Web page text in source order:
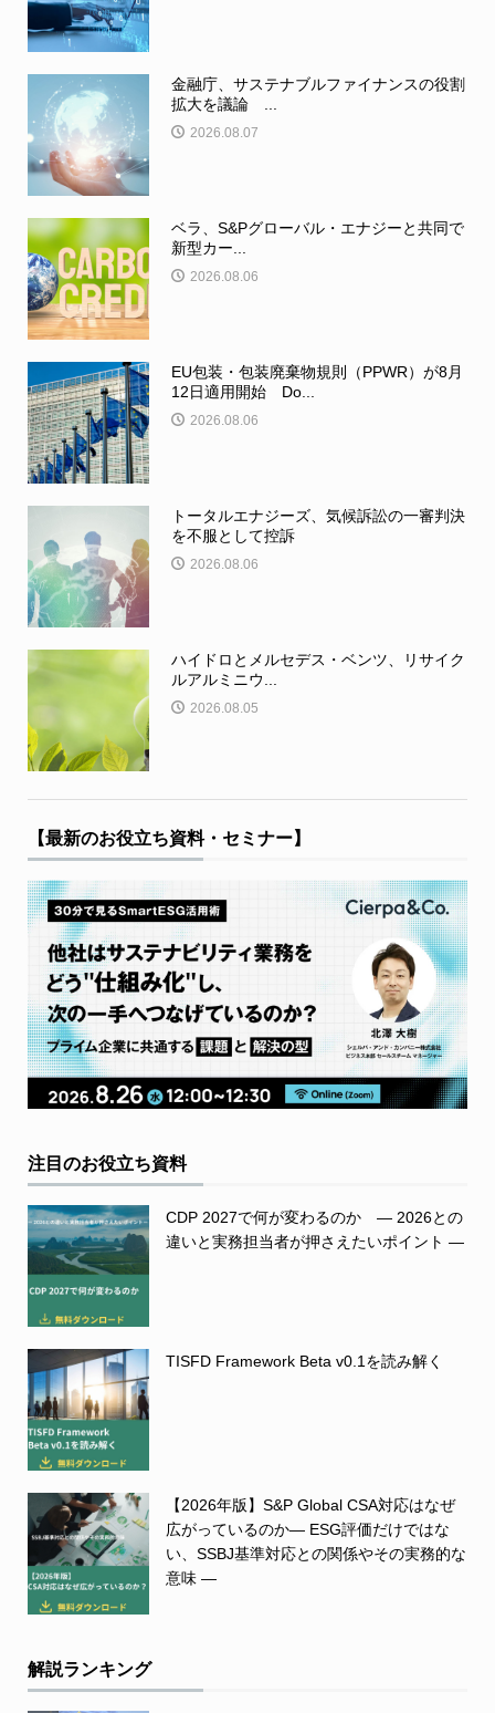
金融庁、サステナブルファイナンスの役割
拡大を議論 ...
2026.08.07
ベラ、S&Pグローバル・エナジーと共同で
新型カー...
2026.08.06
EU包装・包装廃棄物規則（PPWR）が8月
12日適用開始 Do...
2026.08.06
トータルエナジーズ、気候訴訟の一審判決
を不服として控訴
2026.08.06
ハイドロとメルセデス・ベンツ、リサイク
ルアルミニウ...
2026.08.05
【最新のお役立ち資料・セミナー】
注目のお役立ち資料
CDP 2027で何が変わるのか ― 2026との
違いと実務担当者が押さえたいポイント ―
TISFD Framework Beta v0.1を読み解く
【2026年版】S&P Global CSA対応はなぜ
広がっているのか― ESG評価だけではな
い、SSBJ基準対応との関係やその実務的な
意味 ―
解説ランキング